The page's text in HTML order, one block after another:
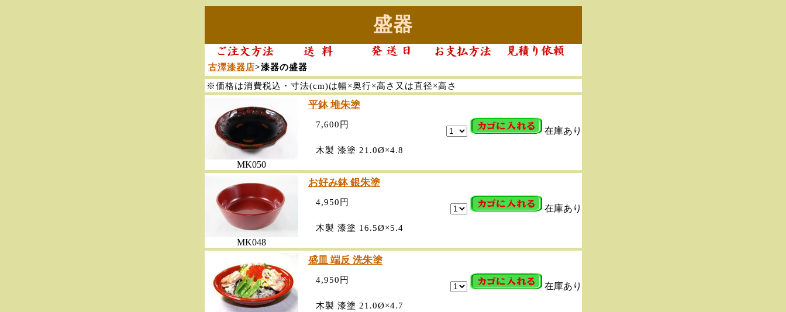
盛器
古澤漆器店>漆器の盛器
※価格は消費税込・寸法(cm)は幅×奥行×高さ又は直径×高さ
平鉢 堆朱塗
在庫あり
7,600円
木製 漆塗 21.0Ø×4.8
MK050
お好み鉢 銀朱塗
在庫あり
4,950円
木製 漆塗 16.5Ø×5.4
MK048
盛皿 端反 洗朱塗
在庫あり
4,950円
木製 漆塗 21.0Ø×4.7